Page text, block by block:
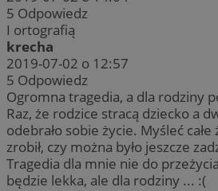
5 Odpowiedz
I ortografią
krecha
2019-07-02 o 12:57
5 Odpowiedz
Ogromna tragedia, a dla rodziny
Raz, że rodzice stracą dziecko a
odebrało sobie życie. Myśleć
zrobił, czy można było jeszcze
Tragedia dla mnie nie do
będzie lekka, ale dla rodziny ... :(